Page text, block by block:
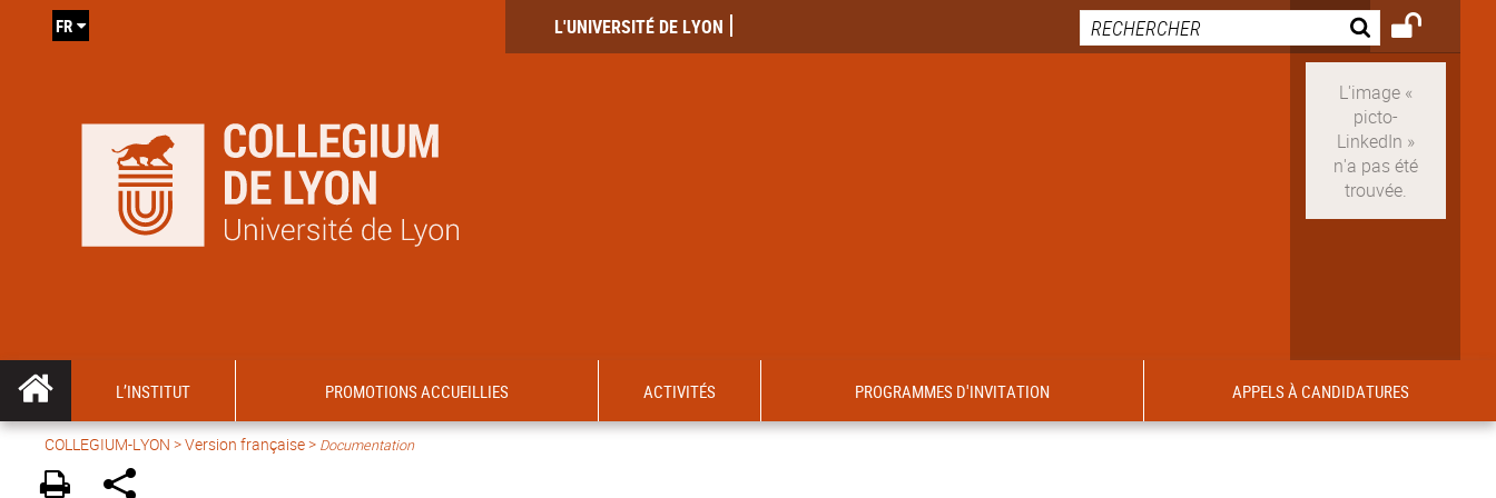
L'UNIVERSITÉ DE LYON
FR
L’INSTITUT PROMOTIONS ACCUEILLIES ACTIVITÉS PROGRAMMES D'INVITATION APPELS À CANDIDATURES
COLLEGIUM-LYON >Version française> Documentation